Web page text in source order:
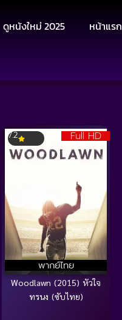
ดูหนังใหม่ 2025 หน้าแรก
Full HD
พากย์ไทย
7.2
Woodlawn (2015) หัวใจ
ทรนง (ซับไทย)